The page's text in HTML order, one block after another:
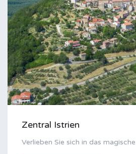
Zentral Istrien
Verlieben Sie sich in das